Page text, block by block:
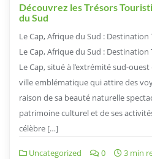
Découvrez les Trésors
du Sud
Le Cap, Afrique du Sud :
Le Cap, Afrique du Sud :
Le Cap, situé à l’extrémité sud-
ville emblématique qui attire des
raison de sa beauté naturelle
patrimoine culturel et de ses
célèbre […]
Uncategorized 0 3 min